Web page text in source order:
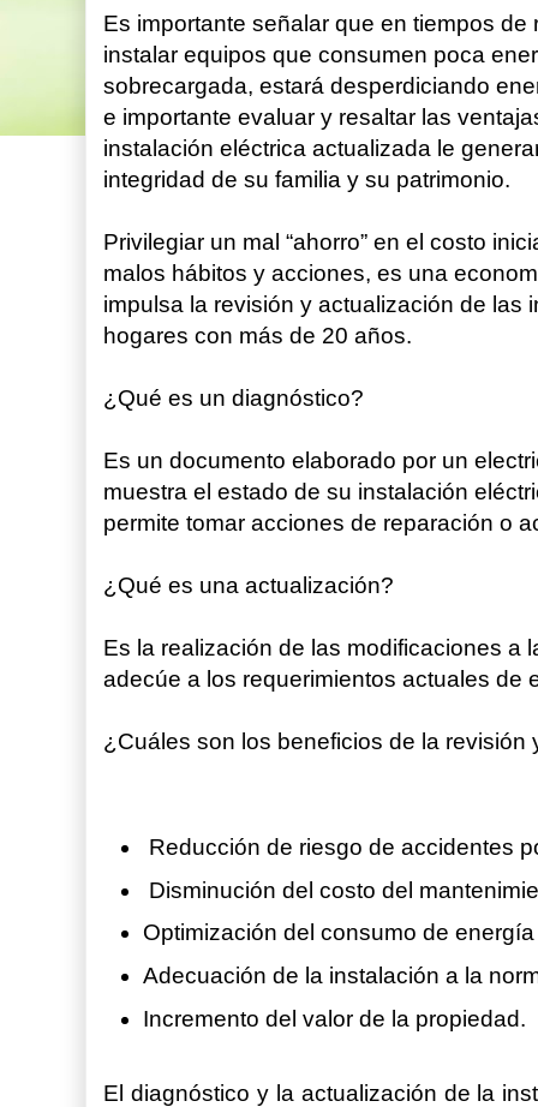
Es importante señalar que en tiempos
instalar equipos que consumen poca
sobrecargada, estará desperdiciando
e importante evaluar y resaltar las
instalación eléctrica actualizada le
integridad de su familia y su patrimonio.
Privilegiar un mal “ahorro” en el costo
malos hábitos y acciones, es una
impulsa la revisión y actualización de las
hogares con más de 20 años.
¿Qué es un diagnóstico?
Es un documento elaborado por un
muestra el estado de su instalación
permite tomar acciones de reparación o
¿Qué es una actualización?
Es la realización de las modificaciones a
adecúe a los requerimientos actuales de
¿Cuáles son los beneficios de la
Reducción de riesgo de accidentes
Disminución del costo del
Optimización del consumo de
Adecuación de la instalación a la
Incremento del valor de la propiedad.
El diagnóstico y la actualización de la